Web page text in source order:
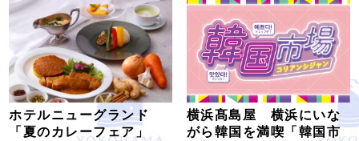
ホテルニューグランド
「夏のカレーフェア」
横浜髙島屋 横浜にいな
がら韓国を満喫「韓国市